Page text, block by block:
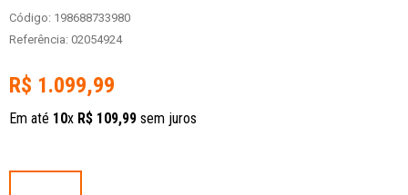
Código: 198688733980
Referência: 02054924
R$ 1.099,99
Em até 10x R$ 109,99 sem juros